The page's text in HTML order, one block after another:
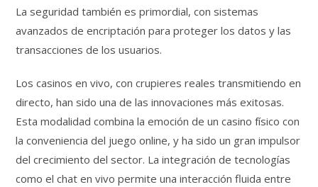
La seguridad también es primordial, con sistemas
avanzados de encriptación para proteger los datos y las
transacciones de los usuarios.
Los casinos en vivo, con crupieres reales transmitiendo en
directo, han sido una de las innovaciones más exitosas.
Esta modalidad combina la emoción de un casino físico con
la conveniencia del juego online, y ha sido un gran impulsor
del crecimiento del sector. La integración de tecnologías
como el chat en vivo permite una interacción fluida entre